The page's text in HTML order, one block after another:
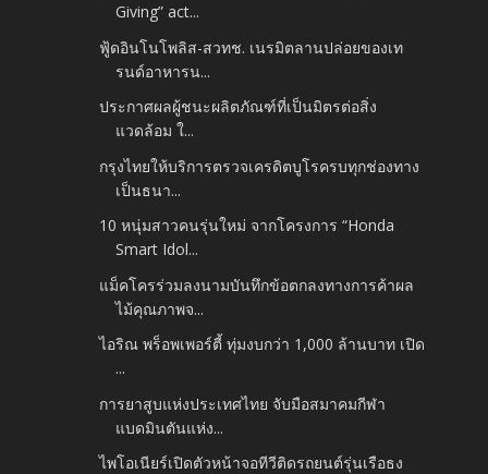
Giving” act...
ฟู้ดอินโนโพลิส-สวทช. เนรมิตลานปล่อยของเท
รนด์อาหารน...
ประกาศผลผู้ชนะผลิตภัณฑ์ที่เป็นมิตรต่อสิ่ง
แวดล้อม ใ...
กรุงไทยให้บริการตรวจเครดิตบูโรครบทุกช่องทาง
เป็นธนา...
10 หนุ่มสาวคนรุ่นใหม่ จากโครงการ “Honda
Smart Idol...
แม็คโครร่วมลงนามบันทึกข้อตกลงทางการค้าผล
ไม้คุณภาพจ...
ไอริณ พร็อพเพอร์ตี้ ทุ่มงบกว่า 1,000 ล้านบาท เปิด
...
การยาสูบแห่งประเทศไทย จับมือสมาคมกีฬา
แบดมินตันแห่ง...
ไพโอเนียร์เปิดตัวหน้าจอทีวีติดรถยนต์รุ่นเรือธง